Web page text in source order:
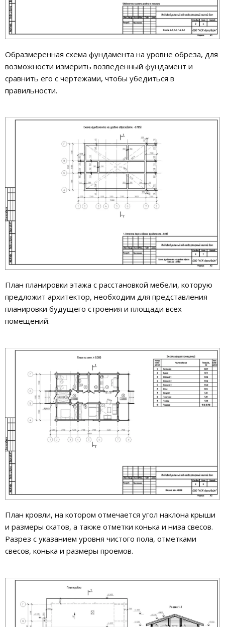
Образмеренная схема фундамента на уровне обреза, для
возможности измерить возведенный фундамент и
сравнить его с чертежами, чтобы убедиться в
правильности.
План планировки этажа с расстановкой мебели, которую
предложит архитектор, необходим для представления
планировки будущего строения и площади всех
помещений.
План кровли, на котором отмечается угол наклона крыши
и размеры скатов, а также отметки конька и низа свесов.
Разрез с указанием уровня чистого пола, отметками
свесов, конька и размеры проемов.